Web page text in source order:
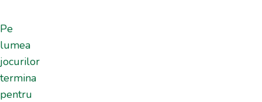
Pe
lumea
jocurilor
termina
pentru